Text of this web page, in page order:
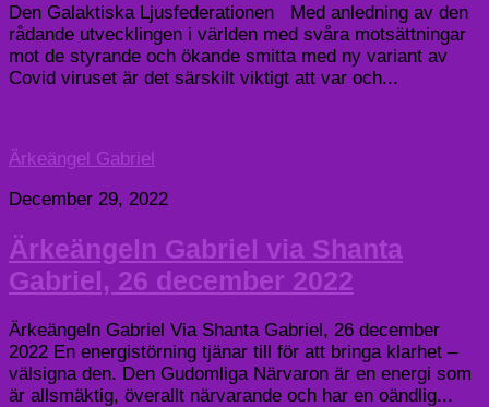
Den Galaktiska Ljusfederationen Med anledning av den
rådande utvecklingen i världen med svåra motsättningar
mot de styrande och ökande smitta med ny variant av
Covid viruset är det särskilt viktigt att var och...
Ärkeängel Gabriel
December 29, 2022
Ärkeängeln Gabriel via Shanta
Gabriel, 26 december 2022
Ärkeängeln Gabriel Via Shanta Gabriel, 26 december
2022 En energistörning tjänar till för att bringa klarhet –
välsigna den. Den Gudomliga Närvaron är en energi som
är allsmäktig, överallt närvarande och har en oändlig...